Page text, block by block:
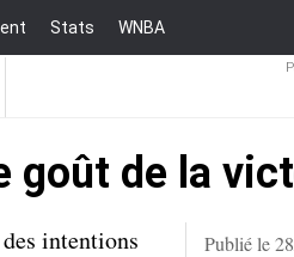
Stats WNBA
goût de la
Publié le
intentions